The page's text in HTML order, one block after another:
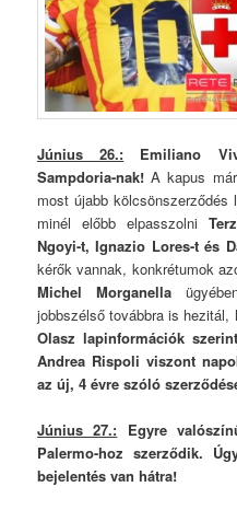
Június 26.: Emiliano
Sampdoria-nak!A kapus
most újabb kölcsönszerződés
minél előbb elpasszolni
Ngoyi-t, Ignazio Lores-t és
kérők vannak, konkrétumok
Michel Morganella
jobbszélső továbbra is hezitál,
Olasz lapinformációk
Andrea Rispoli viszont
az új, 4 évre szóló
Június 27.: Egyre
Palermo-hoz szerződik.
bejelentés van hátra!